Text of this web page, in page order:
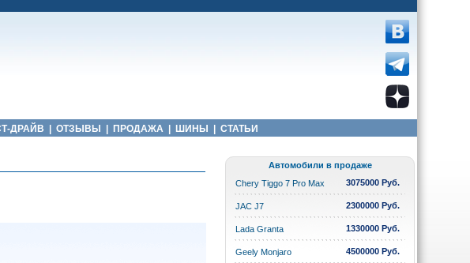
ДРАЙВ ОТЗЫВЫ ПРОДАЖА ШИНЫ СТАТЬИ
Автомобили в продаже
Chery Tiggo 7 Pro Max
3075000 Руб.
JAC J7 2300000 Руб.
Lada Granta 1330000 Руб.
Geely Monjaro 4500000 Руб.